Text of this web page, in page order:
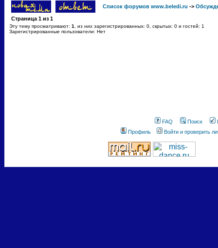
Список форумов www.beledi.ru ->
Страница 1 из 1
Эту тему просматривают: 1
, из них зарегистрированных: 0, скрытых: 0 и гостей: 1
Зарегистрированные пользователи: Нет
FAQ Поиск
Профиль
Войти и проверить